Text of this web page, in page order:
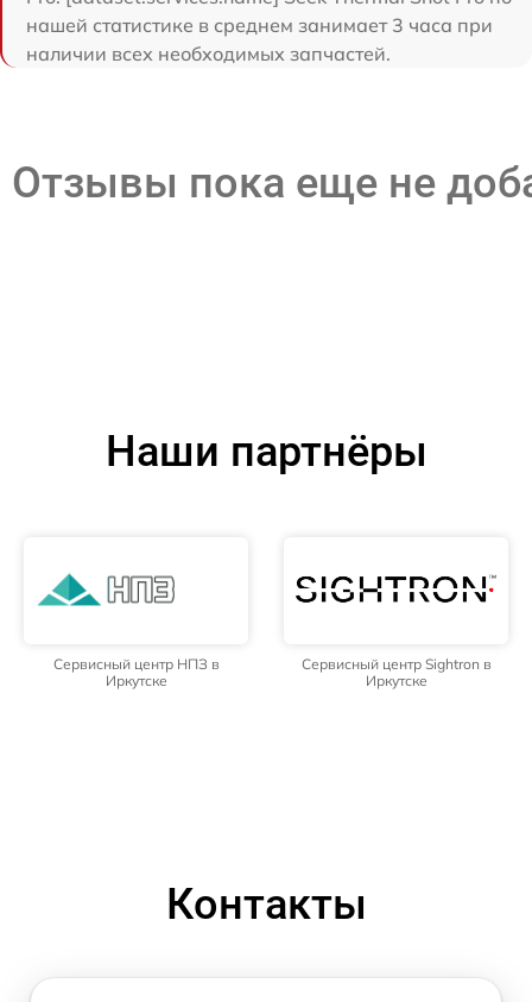
нашей статистике в среднем занимает 3 часа при
наличии всех необходимых запчастей.
Отзывы пока еще не
Наши партнёры
Сервисный центр НПЗ в
Иркутске
Сервисный центр Sightron в
Иркутске
Контакты